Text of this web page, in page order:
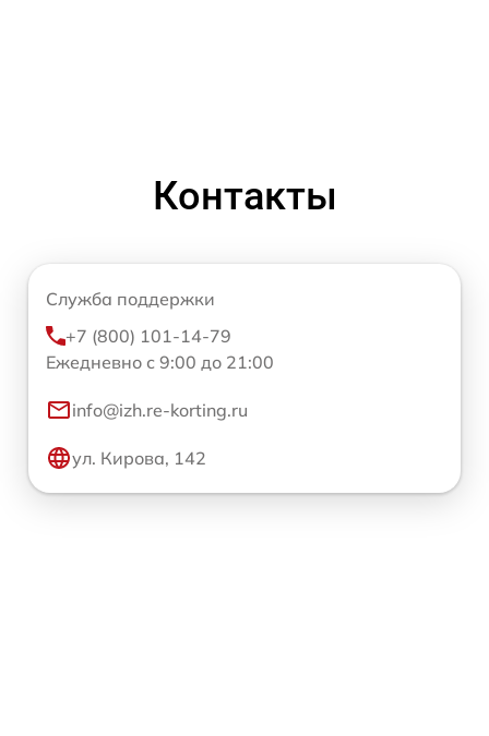
Контакты
Служба поддержки
+7 (800) 101-14-79
Ежедневно с 9:00 до 21:00
info@izh.re-korting.ru
ул. Кирова, 142